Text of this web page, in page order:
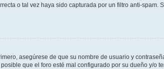
o tal vez haya sido capturada por un filtro anti-
asegúrese de que su nombre de usuario y
que el foro esté mal configurado por su dueño y/o